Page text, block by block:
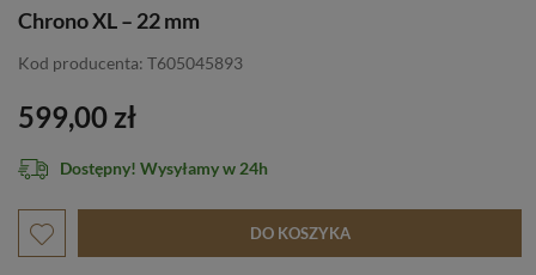
Chrono XL – 22 mm
Kod producenta: T605045893
599,00 zł
Dostępny! Wysyłamy w 24h
DO KOSZYKA